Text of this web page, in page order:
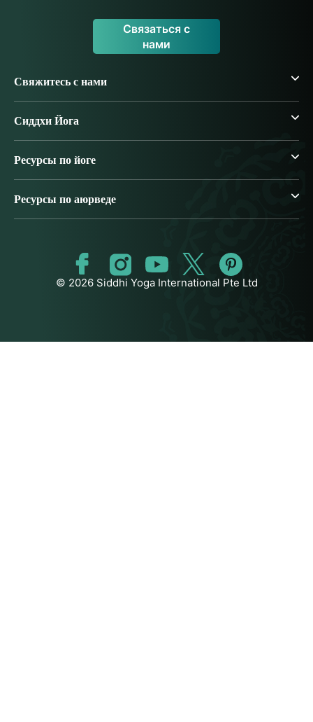
Связаться с
нами
Свяжитесь с нами
Сиддхи Йога
Ресурсы по йоге
Ресурсы по аюрведе
© 2026 Siddhi Yoga International Pte Ltd